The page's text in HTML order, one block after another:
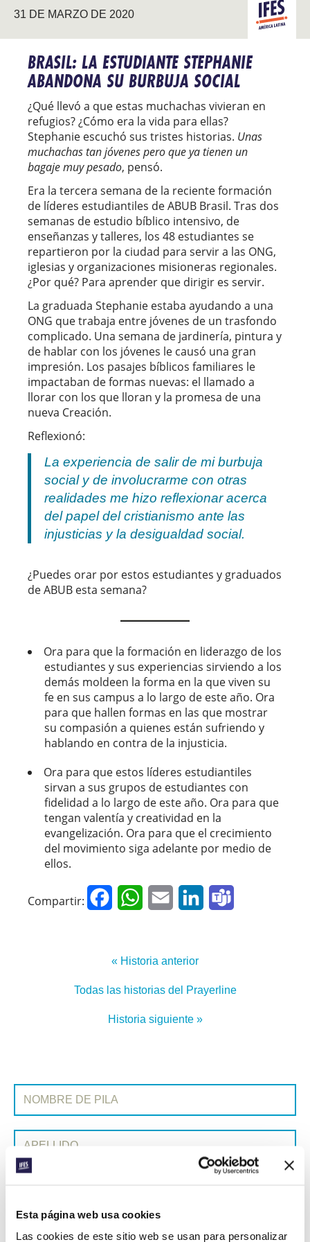
Esta página web usa cookies
Las cookies de este sitio web se usan para personalizar
31 DE MARZO DE 2020
AMÉRICA
LATINA
BRASIL: LA ESTUDIANTE STEPHANIE
ABANDONA SU BURBUJA SOCIAL
¿Qué llevó a que estas muchachas vivieran en
refugios? ¿Cómo era la vida para ellas?
Stephanie escuchó sus tristes historias. Unas
muchachas tan jóvenes pero que ya tienen un
bagaje muy pesado, pensó.
Era la tercera semana de la reciente formación
de líderes estudiantiles de ABUB Brasil. Tras dos
semanas de estudio bíblico intensivo, de
enseñanzas y talleres, los 48 estudiantes se
repartieron por la ciudad para servir a las ONG,
iglesias y organizaciones misioneras regionales.
¿Por qué? Para aprender que dirigir es servir.
La graduada Stephanie estaba ayudando a una
ONG que trabaja entre jóvenes de un trasfondo
complicado. Una semana de jardinería, pintura y
de hablar con los jóvenes le causó una gran
impresión. Los pasajes bíblicos familiares le
impactaban de formas nuevas: el llamado a
llorar con los que lloran y la promesa de una
nueva Creación.
Reflexionó:
La experiencia de salir de mi burbuja
social y de involucrarme con otras
realidades me hizo reflexionar acerca
del papel del cristianismo ante las
injusticias y la desigualdad social.
¿Puedes orar por estos estudiantes y graduados
de ABUB esta semana?
Ora para que la formación en liderazgo de los
estudiantes y sus experiencias sirviendo a los
demás moldeen la forma en la que viven su
fe en sus campus a lo largo de este año. Ora
para que hallen formas en las que mostrar
su compasión a quienes están sufriendo y
hablando en contra de la injusticia.
Ora para que estos líderes estudiantiles
sirvan a sus grupos de estudiantes con
fidelidad a lo largo de este año. Ora para que
tengan valentía y creatividad en la
evangelización. Ora para que el crecimiento
del movimiento siga adelante por medio de
ellos.
Compartir: FacebookWhatsApp
Email LinkedIn
« Historia anterior
Todas las historias del Prayerline
Historia siguiente »
SUSCRIBIRSE A PRAYERLINE
Nombre de pila:
Apellido:
ENVIAR